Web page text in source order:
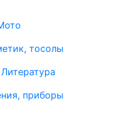
тосолы
Литература
приборы